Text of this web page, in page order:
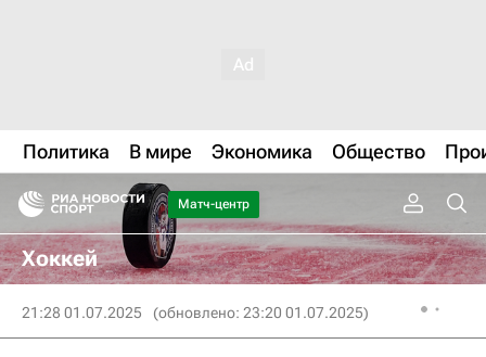
Политика В мире Экономика Общество
Матч-центр
Хоккей
21:28 01.07.2025 (обновлено: 23:20 01.07.2025)